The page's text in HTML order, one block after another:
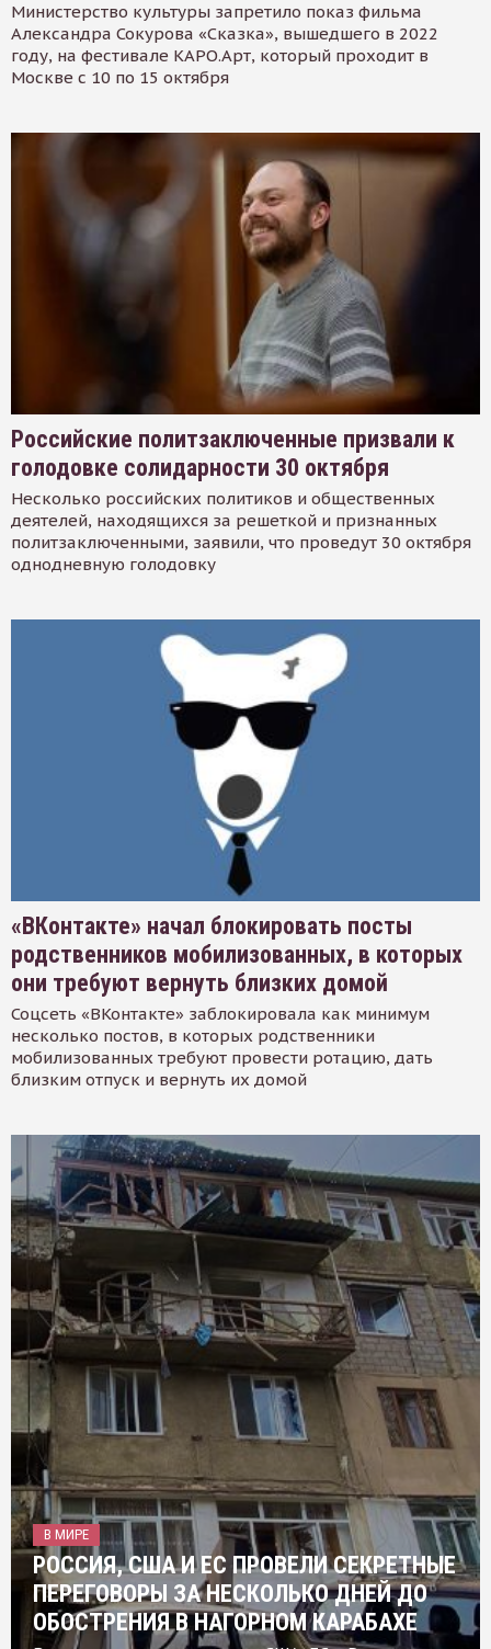
Министерство культуры запретило показ фильма
Александра Сокурова «Сказка», вышедшего в 2022
году, на фестивале КАРО.Арт, который проходит в
Москве с 10 по 15 октября
Российские политзаключенные призвали к
голодовке солидарности 30 октября
Несколько российских политиков и общественных
деятелей, находящихся за решеткой и признанных
политзаключенными, заявили, что проведут 30 октября
однодневную голодовку
«ВКонтакте» начал блокировать посты
родственников мобилизованных, в которых
они требуют вернуть близких домой
Соцсеть «ВКонтакте» заблокировала как минимум
несколько постов, в которых родственники
мобилизованных требуют провести ротацию, дать
близким отпуск и вернуть их домой
В МИРЕ
РОССИЯ, США И ЕС ПРОВЕЛИ СЕКРЕТНЫЕ
ПЕРЕГОВОРЫ ЗА НЕСКОЛЬКО ДНЕЙ ДО
ОБОСТРЕНИЯ В НАГОРНОМ КАРАБАХЕ